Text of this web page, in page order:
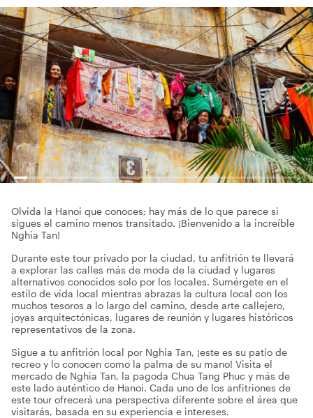
Olvida la Hanoi que conoces; hay más de lo que parece si
sigues el camino menos transitado. ¡Bienvenido a la increíble
Nghia Tan!
Durante este tour privado por la ciudad, tu anfitrión te llevará
a explorar las calles más de moda de la ciudad y lugares
alternativos conocidos solo por los locales. Sumérgete en el
estilo de vida local mientras abrazas la cultura local con los
muchos tesoros a lo largo del camino, desde arte callejero,
joyas arquitectónicas, lugares de reunión y lugares históricos
representativos de la zona.
Sigue a tu anfitrión local por Nghia Tan, ¡este es su patio de
recreo y lo conocen como la palma de su mano! Visita el
mercado de Nghia Tan, la pagoda Chua Tang Phuc y más de
este lado auténtico de Hanoi. Cada uno de los anfitriones de
este tour ofrecerá una perspectiva diferente sobre el área que
visitarás, basada en su experiencia e intereses.